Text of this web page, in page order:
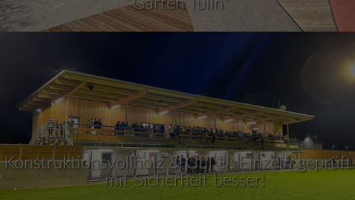
"Garten Tulln"
Konstruktionsvollholz & GLT®: Einzeln geprüft
– mit Sicherheit besser!